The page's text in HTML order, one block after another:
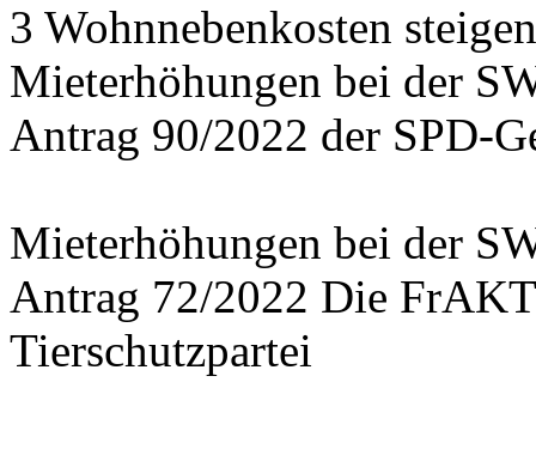
3 Wohnnebenkosten
Mieterhöhungen bei der
Antrag 90/2022 der SPD-
Mieterhöhungen bei der
Antrag 72/2022 Die
Tierschutzpartei